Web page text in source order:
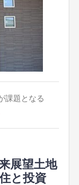
課題となる
展望土地
と投資